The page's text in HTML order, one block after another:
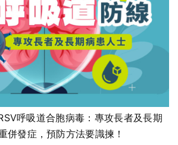
呼吸道合胞病毒：專攻長者及長期
併發症，預防方法要識揀！